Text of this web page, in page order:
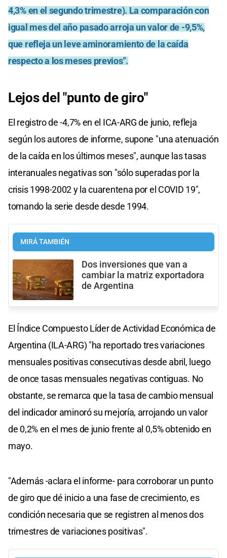
4,3% en el segundo trimestre). La comparación con
igual mes del año pasado arroja un valor de -9,5%,
que refleja un leve aminoramiento de la caída
respecto a los meses previos".
Lejos del "punto de giro"
El registro de -4,7% en el ICA-ARG de junio, refleja
según los autores de informe, supone "una atenuación
de la caída en los últimos meses", aunque las tasas
interanuales negativas son "sólo superadas por la
crisis 1998-2002 y la cuarentena por el COVID 19",
tomando la serie desde desde 1994.
MIRÁ TAMBIÉN
Dos inversiones que van a
cambiar la matriz exportadora
de Argentina
El Índice Compuesto Líder de Actividad Económica de
Argentina (ILA-ARG) "ha reportado tres variaciones
mensuales positivas consecutivas desde abril, luego
de once tasas mensuales negativas contiguas. No
obstante, se remarca que la tasa de cambio mensual
del indicador aminoró su mejoría, arrojando un valor
de 0,2% en el mes de junio frente al 0,5% obtenido en
mayo.
"Además -aclara el informe- para corroborar un punto
de giro que dé inicio a una fase de crecimiento, es
condición necesaria que se registren al menos dos
trimestres de variaciones positivas".